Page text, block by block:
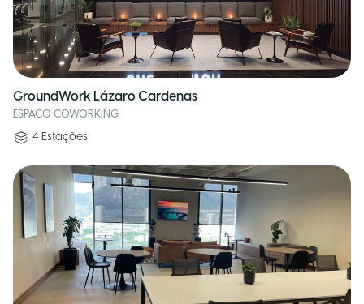
GroundWork Lázaro Cardenas
ESPACO COWORKING
4 Estações